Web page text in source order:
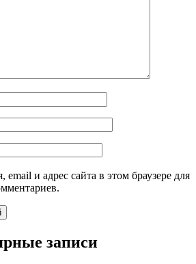
и адрес сайта в этом браузере для
записи